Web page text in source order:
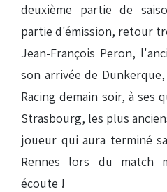
deuxième partie de
partie d'émission, retour
Jean-François Peron,
son arrivée de
Racing demain soir, à ses
Strasbourg, les plus
joueur qui aura terminé
Rennes lors du match
écoute !